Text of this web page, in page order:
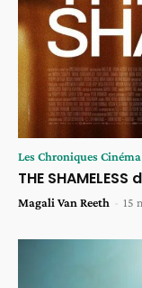
Les Chroniques Cinéma
THE
Magali Van Reeth - 15